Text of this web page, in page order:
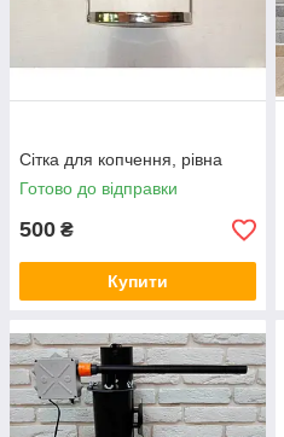
Сітка для копчення, рівна
Готово до відправки
500 ₴
Купити